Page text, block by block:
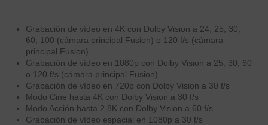
Grabación de vídeo en 4K con Dolby Vision a 24, 25, 30,
60, 100 (cámara principal Fusion) o 120 f/s (cámara
principal Fusion)
Grabación de vídeo en 1080p con Dolby Vision a 25, 30, 60
o 120 f/s (cámara principal Fusion)
Grabación de vídeo en 720p con Dolby Vision a 30 f/s
Modo Cine hasta 4K con Dolby Vision a 30 f/s
Modo Acción hasta 2,8K con Dolby Vision a 60 f/s
Grabación de vídeo espacial en 1080p a 30 f/s